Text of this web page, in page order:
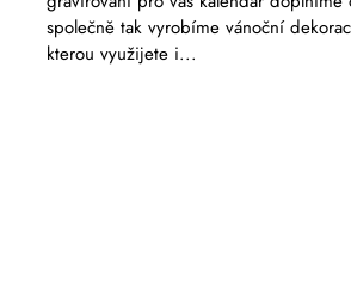
společně tak vyrobíme vánoční
kterou využijete i...